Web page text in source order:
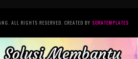
ALL RIGHTS RESERVED. CREATED BY SORATEMPLATES